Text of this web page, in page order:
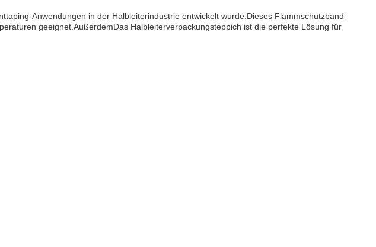
Anwendungen in der Halbleiterindustrie entwickelt wurde.Dieses Flammschutzband
geeignet.AußerdemDas Halbleiterverpackungsteppich ist die perfekte Lösung für